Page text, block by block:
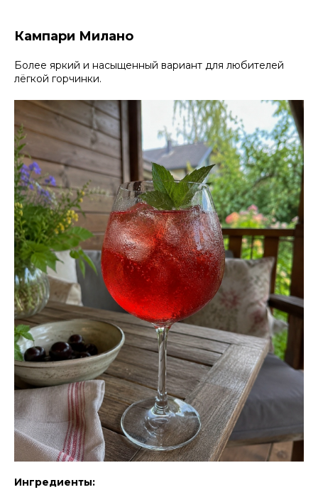
Кампари Милано
Более яркий и насыщенный вариант для любителей
лёгкой горчинки.
Ингредиенты: